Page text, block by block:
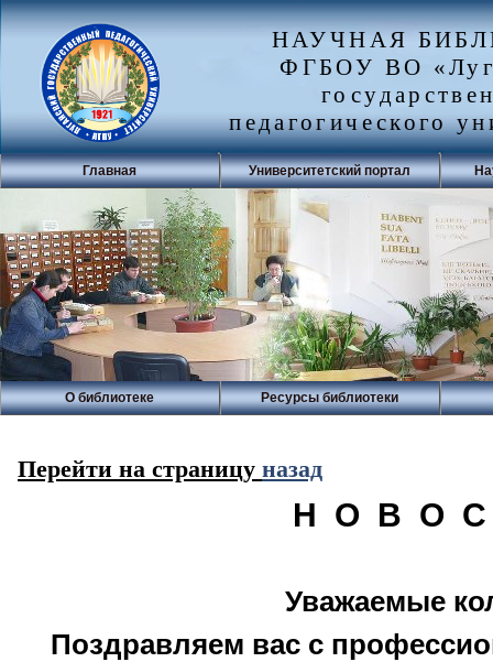
НАУЧНАЯ
ФГБОУ ВО
педагогического
Главная Университетский портал
О библиотеке Ресурсы библиотеки
Перейти на страницу назад
Н О В О
Уважаемые
Поздравляем вас с